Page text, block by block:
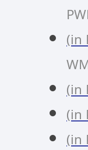
(in
(in
(in
(in